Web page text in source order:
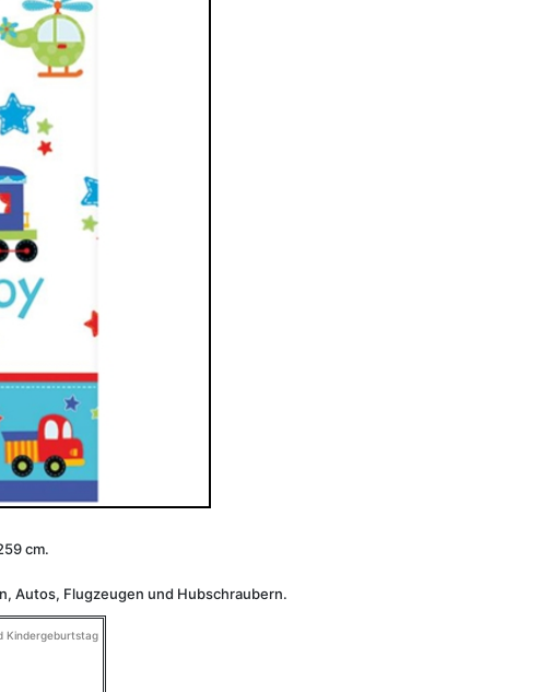
cm.
Autos, Flugzeugen und Hubschraubern.
Kindergeburtstag